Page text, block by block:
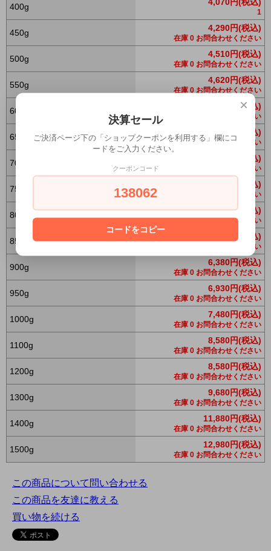
400g
1
450g 4,290円(税込)
在庫 0 お問合わせください
500g 4,510円(税込)
在庫 0 お問合わせください
550g 4,620円(税込)
在庫 0 お問合わせください
600g 4,730円(税込)
在庫 0 お問合わせください
650g 4,950円(税込)
在庫 0 お問合わせください
700g 5,170円(税込)
在庫 0 お問合わせください
750g 5,390円(税込)
在庫 0 お問合わせください
800g 5,720円(税込)
在庫 0 お問合わせください
850g 6,050円(税込)
在庫 0 お問合わせください
900g 6,380円(税込)
在庫 0 お問合わせください
950g 6,930円(税込)
在庫 0 お問合わせください
1000g 7,480円(税込)
在庫 0 お問合わせください
1100g 8,580円(税込)
在庫 0 お問合わせください
1200g 8,580円(税込)
在庫 0 お問合わせください
1300g 9,680円(税込)
在庫 0 お問合わせください
1400g 11,880円(税込)
在庫 0 お問合わせください
1500g 12,980円(税込)
在庫 0 お問合わせください
この商品について問い合わせる
この商品を友達に教える
買い物を続ける
×
決算セール
ご決済ページ下の「ショップクーポンを利用する」欄にコ
ードをご入力ください。
クーポンコード
138062
コードをコピー